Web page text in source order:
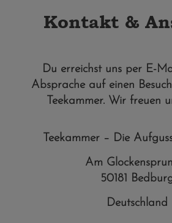
Kontakt &
Du erreichst uns per E-
Absprache auf einen
Teekammer. Wir freuen
Teekammer – Die
Am
50181
Deutschland